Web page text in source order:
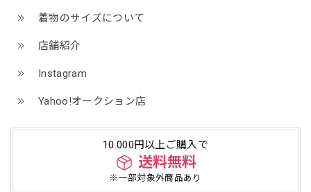
着物のサイズについて
店舗紹介
Instagram
Yahoo!オークション店
10.000円以上ご購入で
送料無料
※一部対象外商品あり